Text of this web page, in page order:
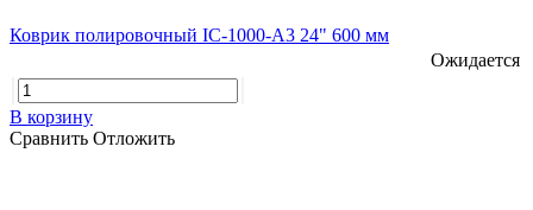
Коврик полировочный IC-1000-A3 24" 600 мм
Ожидается
В корзину
Сравнить Отложить